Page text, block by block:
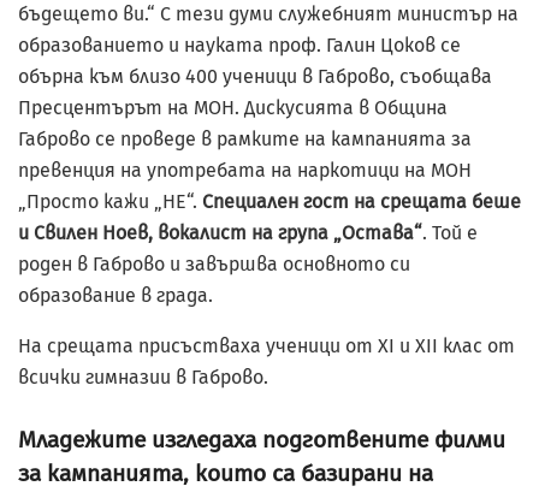
бъдещето ви.“ С тези думи служебният министър на
образованието и науката проф. Галин Цоков се
обърна към близо 400 ученици в Габрово, съобщава
Пресцентърът на МОН. Дискусията в Община
Габрово се проведе в рамките на кампанията за
превенция на употребата на наркотици на МОН
„Просто кажи „НЕ“. Специален гост на срещата беше
и Свилен Ноев, вокалист на група „Остава“. Той е
роден в Габрово и завършва основното си
образование в града.
На срещата присъстваха ученици от XI и XII клас от
всички гимназии в Габрово.
Младежите изгледаха подготвените филми
за кампанията, които са базирани на